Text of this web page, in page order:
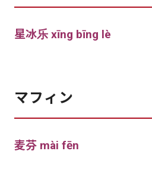
星冰乐 xīng bīng lè
マフィン
麦芬 mài fēn